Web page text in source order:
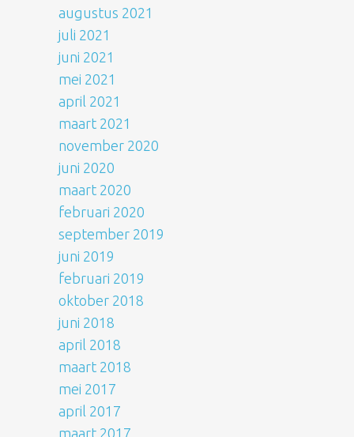
augustus 2021
juli 2021
juni 2021
mei 2021
april 2021
maart 2021
november 2020
juni 2020
maart 2020
februari 2020
september 2019
juni 2019
februari 2019
oktober 2018
juni 2018
april 2018
maart 2018
mei 2017
april 2017
maart 2017